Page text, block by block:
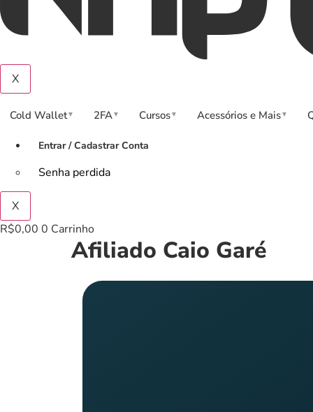
X
Cold Wallet▼ 2FA▼ Cursos▼ Acessórios e Mais▼
Entrar / Cadastrar Conta
Senha perdida
X
R$0,00 0 Carrinho
Afiliado Caio Garé